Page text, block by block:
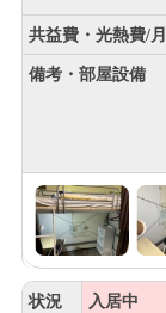
共益費・光熱費/月
備考・部屋設備
状況 入居中